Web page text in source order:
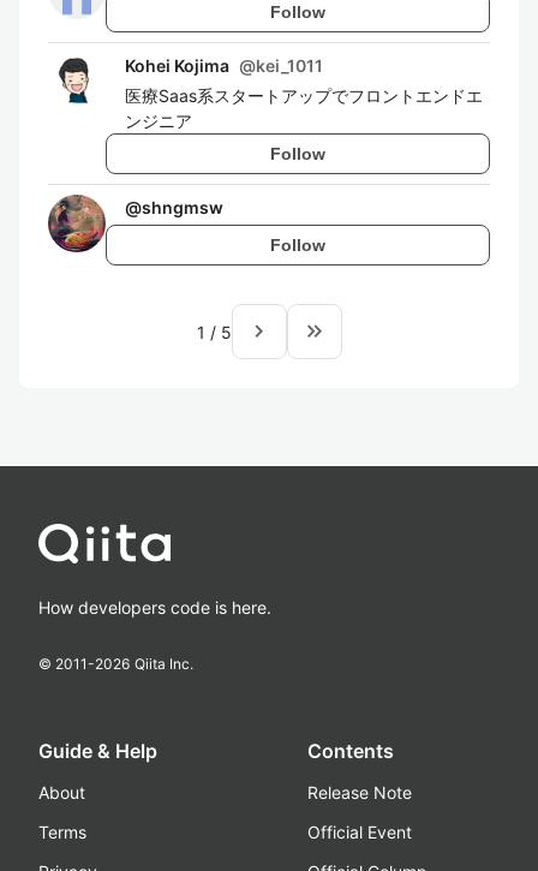
Follow
Kohei Kojima @kei_1011
医療Saas系スタートアップでフロントエンドエ
ンジニア
Follow
@shngmsw
Follow
1 / 5 navigate_next keyboard_double_arrow_right
How developers code is here.
© 2011-2026 Qiita Inc.
Guide & Help
About
Terms
Contents
Release Note
Official Event